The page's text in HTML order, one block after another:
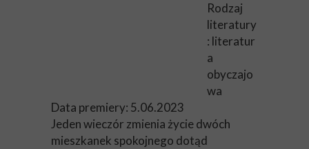
Rodzaj
literatury
: literatur
a
obyczajo
wa
Data premiery: 5.06.2023
Jeden wieczór zmienia życie dwóch
mieszkanek spokojnego dotąd